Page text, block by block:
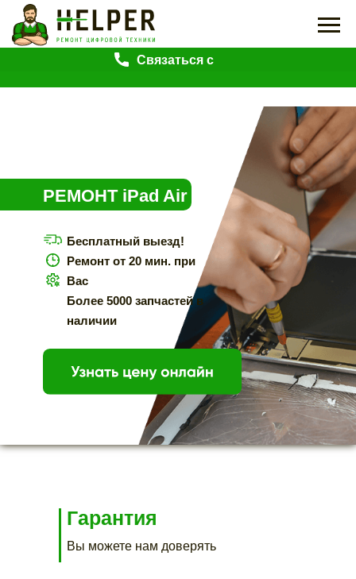
Связаться с
Бесплатный выезд!
Ремонт от 20 мин. при
Вас
Более 5000 запчастей в
наличии
РЕМОНТ iPad Air
Гарантия
Вы можете нам доверять